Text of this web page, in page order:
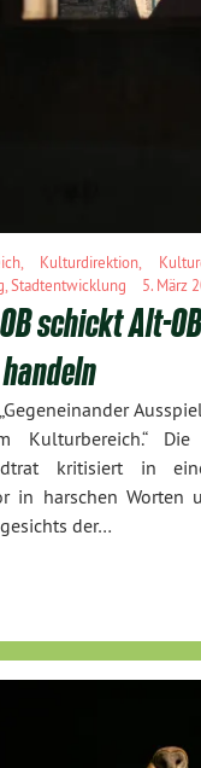
Kulturdirektion
Stadtentwicklung 5. März
schickt Alt-
Kulturbereich.“
kritisiert in
in harschen Worten
der…